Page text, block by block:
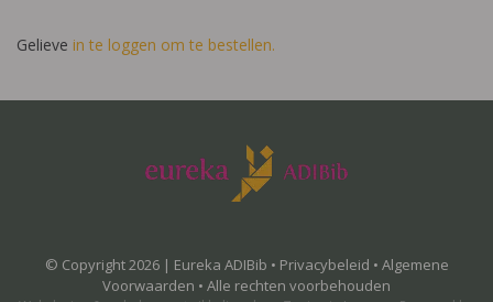
Gelieve in te loggen om te bestellen.
© Copyright 2026 | Eureka ADIBib • Privacybeleid • Algemene
Voorwaarden • Alle rechten voorbehouden